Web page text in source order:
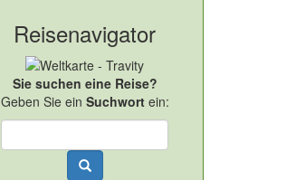
Reisenavigator
Sie suchen eine Reise?
Geben Sie ein Suchwortein: